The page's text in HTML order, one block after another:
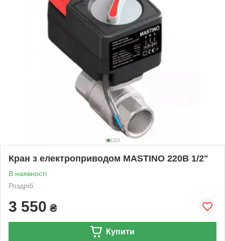
Кран з електроприводом MASTINO 220В 1/2"
В наявності
Роздріб
3 550 ₴
Купити